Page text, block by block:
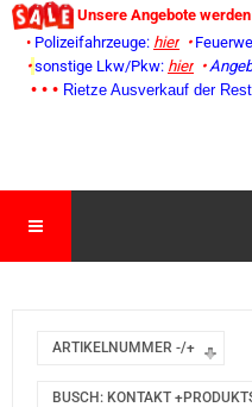
Unsere Angebote
• Polizeifahrzeuge: hier •
• sonstige Lkw/Pkw: hier •
• • • Rietze Ausverkauf der
ARTIKELNUMMER -/+
BUSCH: KONTAKT